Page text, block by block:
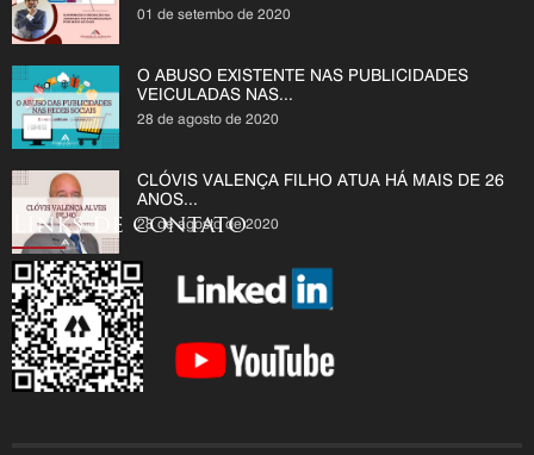
01 de setembo de 2020
O ABUSO EXISTENTE NAS PUBLICIDADES
VEICULADAS NAS...
28 de agosto de 2020
CLÓVIS VALENÇA FILHO ATUA HÁ MAIS DE 26
ANOS...
28 de agosto de 2020
Links de contato